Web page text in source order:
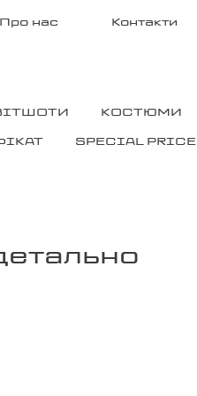
Про нас Контакти
КОСТЮМИ
SPECIAL PRICE
№4